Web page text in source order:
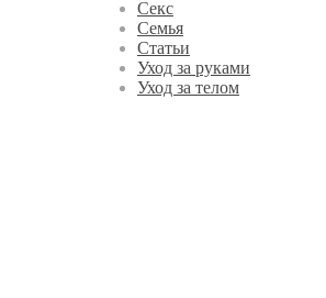
Секс
Семья
Статьи
Уход за руками
Уход за телом